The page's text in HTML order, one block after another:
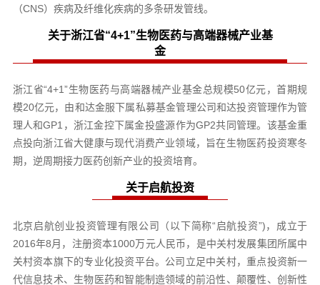
（CNS）疾病及纤维化疾病的多条研发管线。
关于浙江省“4+1”生物医药与高端器械产业基
金
浙江省“4+1”生物医药与高端器械产业基金总规模50亿元，首期规
模20亿元，由和达金服下属私募基金管理公司和达投资管理作为管
理人和GP1，浙江金控下属金投盛源作为GP2共同管理。该基金重
点投向浙江省大健康与现代消费产业领域，旨在生物医药投资寒冬
期，逆周期接力医药创新产业的投资培育。
关于启航投资
北京启航创业投资管理有限公司（以下简称“启航投资”)，成立于
2016年8月，注册资本1000万元人民币，是中关村发展集团所属中
关村资本旗下的专业化投资平台。公司立足中关村，重点投资新一
代信息技术、生物医药和智能制造领域的前沿性、颠覆性、创新性